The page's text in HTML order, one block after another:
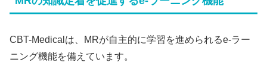
CBT-Medicalは、MRが自主的に学習を進められるe-ラー
ニング機能を備えています。